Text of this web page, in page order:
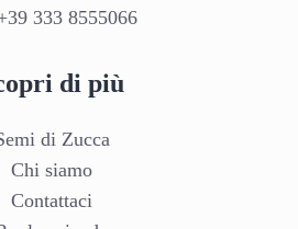
333 8555066
di più
di Zucca
Chi siamo
Contattaci